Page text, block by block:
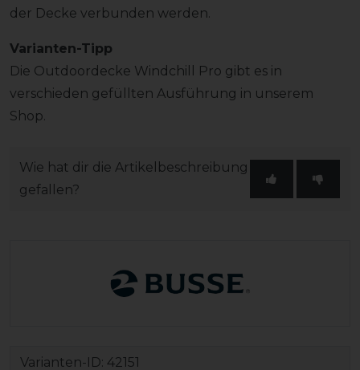
der Decke verbunden werden.
Varianten-Tipp
Die Outdoordecke Windchill Pro gibt es in
verschieden gefüllten Ausführung in unserem
Shop.
Wie hat dir die Artikelbeschreibung
gefallen?
Varianten-ID: 42151